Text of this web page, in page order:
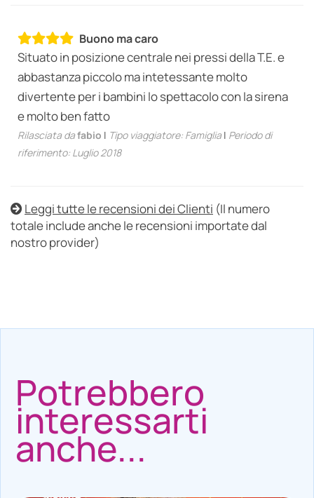
Buono ma caro
Situato in posizione centrale nei pressi della T.E. e
abbastanza piccolo ma intetessante molto
divertente per i bambini lo spettacolo con la sirena
e molto ben fatto
Rilasciata dafabio | Tipo viaggiatore: Famiglia| Periodo di
riferimento: Luglio 2018
Leggi tutte le recensioni dei Clienti (Il numero
totale include anche le recensioni importate dal
nostro provider)
Potrebbero
interessarti
anche...